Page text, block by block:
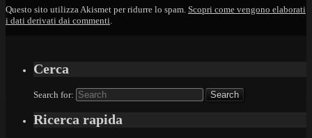
Questo sito utilizza Akismet per ridurre lo spam. Scopri come vengono elaborati
i dati derivati dai commenti.
Cerca
Search for:
Ricerca rapida